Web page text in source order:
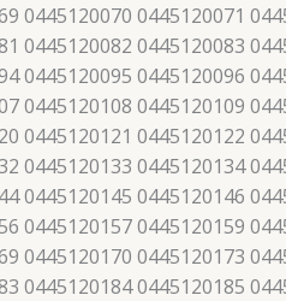
0445120070 0445120071
0445120082 0445120083
0445120095 0445120096
0445120108 0445120109
0445120121 0445120122
0445120133 0445120134
0445120145 0445120146
0445120157 0445120159
0445120170 0445120173
0445120184 0445120185